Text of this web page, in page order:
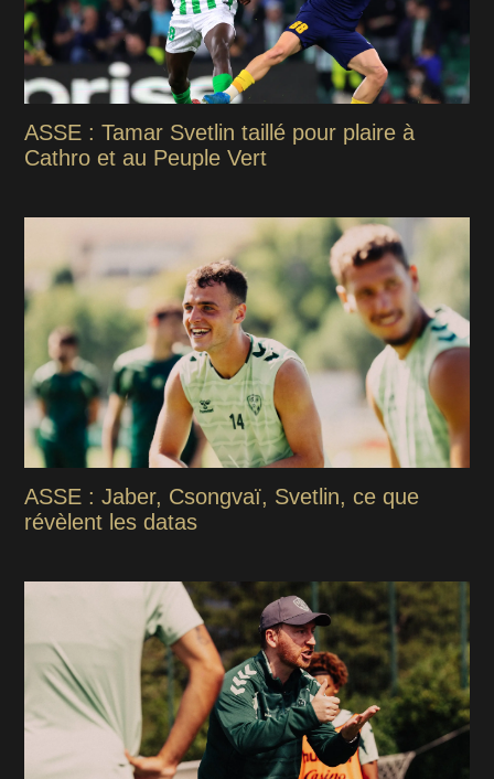
ASSE : Tamar Svetlin taillé pour plaire à
Cathro et au Peuple Vert
ASSE : Jaber, Csongvaï, Svetlin, ce que
révèlent les datas